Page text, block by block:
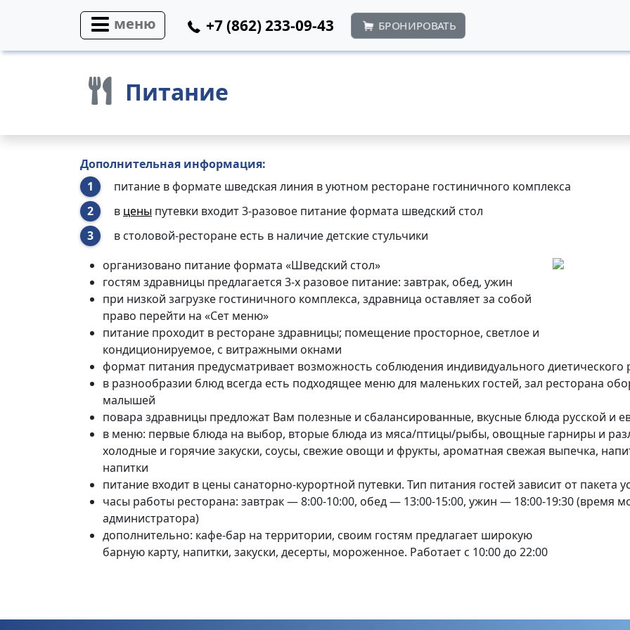
меню +7 (862) 233-09-43 БРОНИРОВАТЬ
Питание
Дополнительная информация:
питание в формате шведская линия в уютном ресторане гостиничного комплекса
в цены путевки входит 3-разовое питание формата шведский стол
в столовой-ресторане есть в наличие детские стульчики
организовано питание формата «Шведский стол»
гостям здравницы предлагается 3-х разовое питание: завтрак, обед, ужин
при низкой загрузке гостиничного комплекса, здравница оставляет за собой
право перейти на «Сет меню»
питание проходит в ресторане здравницы; помещение просторное, светлое и
кондиционируемое, с витражными окнами
формат питания предусматривает возможность соблюдения индивидуального диетического
в разнообразии блюд всегда есть подходящее меню для маленьких гостей, зал ресторана
малышей
повара здравницы предложат Вам полезные и сбалансированные, вкусные блюда русской и
в меню: первые блюда на выбор, вторые блюда из мяса/птицы/рыбы, овощные гарниры и
холодные и горячие закуски, соусы, свежие овощи и фрукты, ароматная свежая выпечка,
напитки
питание входит в цены санаторно-курортной путевки. Тип питания гостей зависит от
часы работы ресторана: завтрак —8:00-10:00, обед — 13:00-15:00, ужин — 18:00-19:30 (время
администратора)
дополнительно: кафе-бар на территории, своим гостям предлагает широкую
барную карту, напитки, закуски, десерты, мороженное. Работает с 10:00 до 22:00